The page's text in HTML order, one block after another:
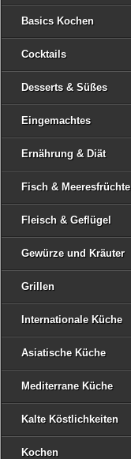
Basics Kochen
Cocktails
Desserts & Süßes
Eingemachtes
Ernährung & Diät
Fisch & Meeresfrüchte
Fleisch & Geflügel
Gewürze und Kräuter
Grillen
Internationale Küche
Asiatische Küche
Mediterrane Küche
Kalte Köstlichkeiten
Kochen